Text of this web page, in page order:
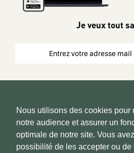
Nous utilisons des cookies pour
notre audience et assurer un
optimale de notre site. Vous
possibilité de les accepter ou de
Je veux tout
Copyright 2026 © www.hadeen-place.fr
Based on Kate&You MarketPlace’ solution